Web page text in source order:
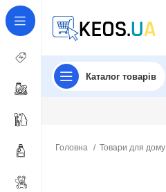
Каталог товарів
Головна Товари для дому